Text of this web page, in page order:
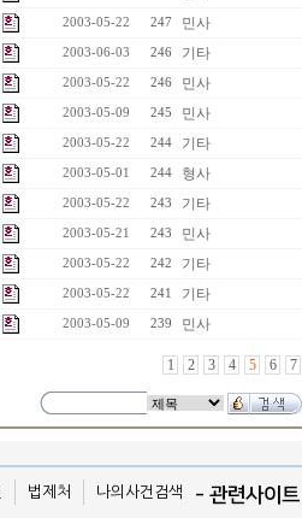
2003-05-22 247 민사
2003-06-03 246 기타
2003-05-22 246 민사
2003-05-09 245 민사
2003-05-22 244 기타
2003-05-01 244 형사
2003-05-22 243 기타
2003-05-21 243 민사
2003-05-22 242 기타
2003-05-22 241 기타
2003-05-09 239 민사
1 2 3 4 5 6 7
- 관련사이트
나의사건검색
법제처